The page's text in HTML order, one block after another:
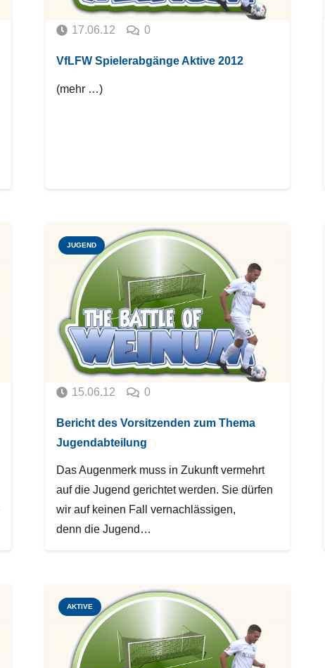
17.06.12 0
VfLFW Spielerabgänge Aktive 2012
(mehr …)
JUGEND
15.06.12 0
Bericht des Vorsitzenden zum Thema
Jugendabteilung
Das Augenmerk muss in Zukunft vermehrt
auf die Jugend gerichtet werden. Sie dürfen
wir auf keinen Fall vernachlässigen,
denn die Jugend…
AKTIVE